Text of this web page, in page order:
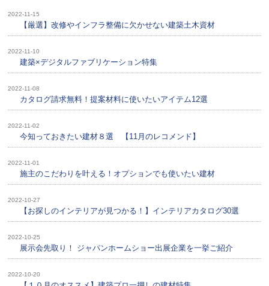
2022-11-15
【厳選】改修やインフラ整備に欠かせない建築土木資材
2022-11-10
建築×デジタルファブリケーション特集
2022-11-08
カタログ請求無料！提案材料に使いたいアイテム12選
2022-11-02
今知っておきたい建材８選 【11月のレコメンド】
2022-11-01
施主のこだわりを叶える！オプションでも使いたい建材
2022-10-27
【お探しのインテリアが見つかる！】インテリアカタログ30選
2022-10-25
展示会先取り！ ジャパンホームショー出展企業を一挙ご紹介
2022-10-20